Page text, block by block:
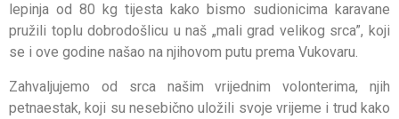
lepinja od 80 kg tijesta kako bismo sudionicima karavane
pružili toplu dobrodošlicu u naš „mali grad velikog srca”, koji
se i ove godine našao na njihovom putu prema Vukovaru.
Zahvaljujemo od srca našim vrijednim volonterima, njih
petnaestak, koji su nesebično uložili svoje vrijeme i trud kako